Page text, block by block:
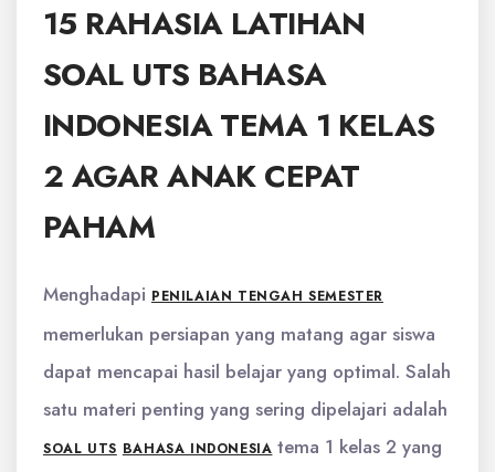
15 RAHASIA LATIHAN
SOAL UTS BAHASA
INDONESIA TEMA 1 KELAS
2 AGAR ANAK CEPAT
PAHAM
Menghadapi PENILAIAN TENGAH SEMESTER
memerlukan persiapan yang matang agar siswa
dapat mencapai hasil belajar yang optimal. Salah
satu materi penting yang sering dipelajari adalah
SOAL UTS BAHASA INDONESIA tema 1 kelas 2 yang